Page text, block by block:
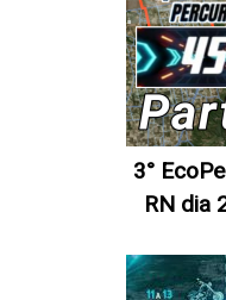
3°
RN dia